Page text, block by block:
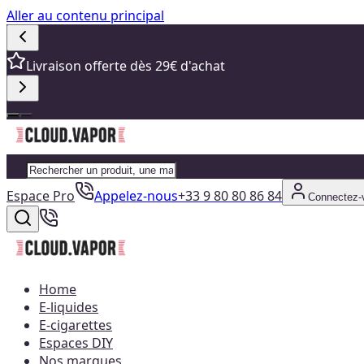
Aller au contenu principal
Livraison offerte dès 29€ d'achat
Espace Pro Appelez-nous+33 9 80 80 86 84 Connectez-
Home
E-liquides
E-cigarettes
Espaces DIY